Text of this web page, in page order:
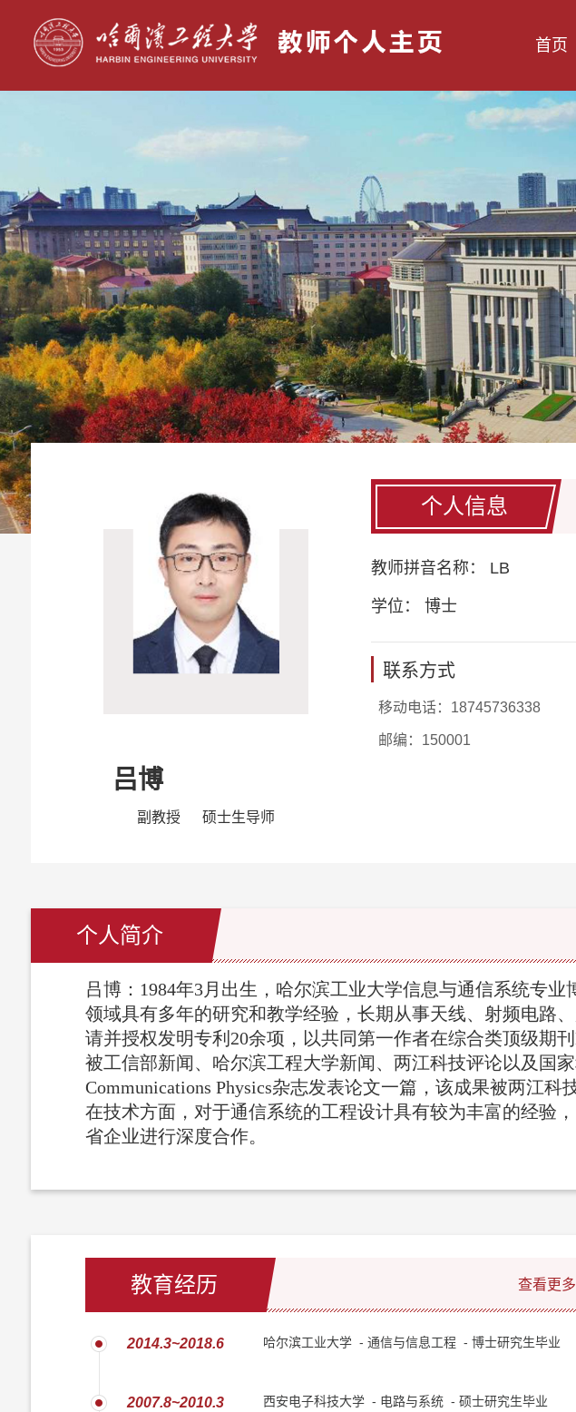
首页
吕博
副教授 硕士生导师
个人信息
教师拼音名称： LB
学位： 博士
联系方式
移动电话： 18745736338
邮编： 150001
个人简介
教育经历 查看更多
2014.3~2018.6 哈尔滨工业大学 - 通信与信息工程 - 博士研究生毕业
2007.8~2010.3 西安电子科技大学 - 电路与系统 - 硕士研究生毕业